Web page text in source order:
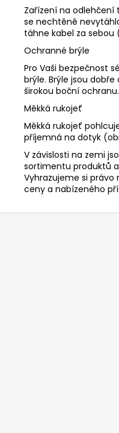
Zařízení na odlehčení
se nechtěně
táhne kabel za sebou
Ochranné brýle
Pro Vaši bezpečnost
brýle. Brýle jsou
širokou boční
Měkká rukojeť
Měkká rukojeť
příjemná na dotyk
V závislosti na zemi
sortimentu produktů
Vyhrazujeme si
ceny a nabízeného
Z